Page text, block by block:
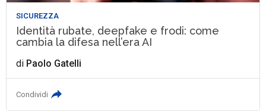
SICUREZZA
Identità rubate, deepfake e frodi: come
cambia la difesa nell’era AI
di Paolo Gatelli
Condividi